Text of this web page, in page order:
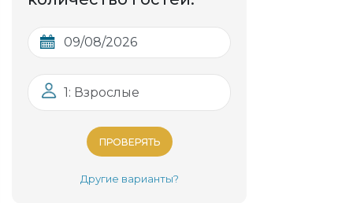
1: Взрослые
ПРОВЕРЯТЬ
Другие варианты?